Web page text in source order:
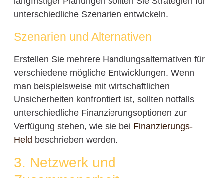
unterschiedliche Szenarien entwickeln.
Szenarien und Alternativen
Erstellen Sie mehrere Handlungsalternativen für
verschiedene mögliche Entwicklungen. Wenn
man beispielsweise mit wirtschaftlichen
Unsicherheiten konfrontiert ist, sollten notfalls
unterschiedliche Finanzierungsoptionen zur
Verfügung stehen, wie sie bei Finanzierungs-
Held beschrieben werden.
3. Netzwerk und